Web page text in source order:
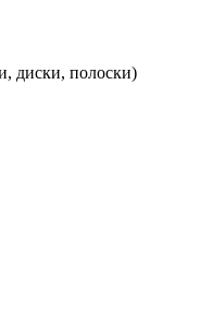
диски, полоски)